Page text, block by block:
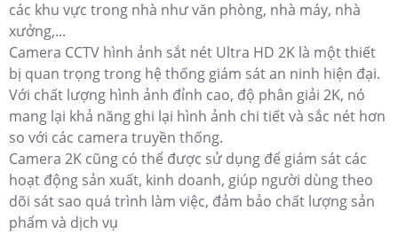
các khu vực trong nhà như văn phòng, nhà máy, nhà
xưởng,...
Camera CCTV hình ảnh sắt nét Ultra HD 2K là một thiết
bị quan trọng trong hệ thống giám sát an ninh hiện đại.
Với chất lượng hình ảnh đỉnh cao, độ phân giải 2K, nó
mang lại khả năng ghi lại hình ảnh chi tiết và sắc nét hơn
so với các camera truyền thống.
Camera 2K cũng có thể được sử dụng để giám sát các
hoạt động sản xuất, kinh doanh, giúp người dùng theo
dõi sát sao quá trình làm việc, đảm bảo chất lượng sản
phẩm và dịch vụ